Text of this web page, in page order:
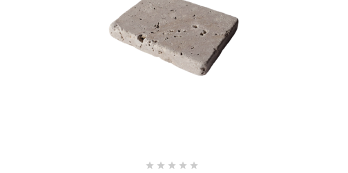
    